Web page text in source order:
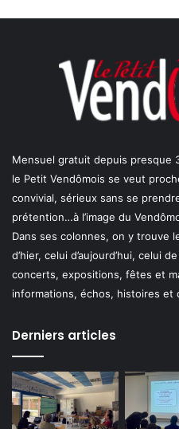
Mensuel gratuit depuis presque
le Petit Vendômois se veut
convivial, sérieux sans se
prétention…à l’image du
Dans ses colonnes, on y trouve
d’hier, celui d’aujourd’hui, celui
concerts, expositions, fêtes et
informations, échos, histoires et
Derniers articles